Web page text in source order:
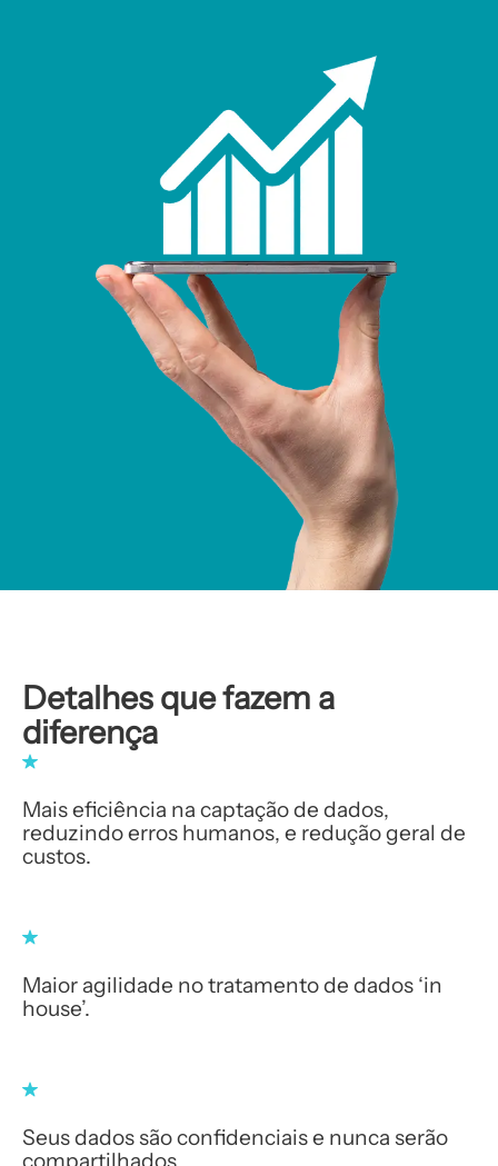
Detalhes que fazem a
diferença
Mais eficiência na captação de dados,
reduzindo erros humanos, e redução geral de
custos.
Maior agilidade no tratamento de dados ‘in
house’.
Seus dados são confidenciais e nunca serão